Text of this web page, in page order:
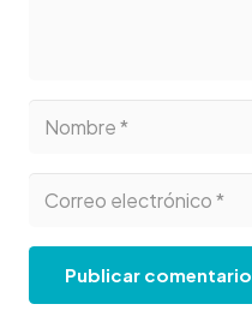
Publicar comentario